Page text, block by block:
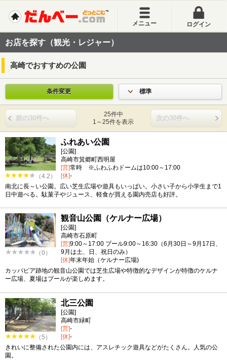
メニュー ログイン
お店を探す（観光・レジャー）
高崎でおすすめの公園
条件変更 標準
前の30件へ
25件中
1～25件を表示
次の30件へ
（4.2）
ふれあい公園
[公園]
高崎市箕郷町西明屋
[営]常時 ※ふわふわドームは10:00～17:00
[休]-
南北に長～い公園。広い芝生広場や遊具もいっぱい。小さい子から小学生まで1
日中遊べる。駄菓子やジュース、軽食が買える園内売店も好評。
（0）
観音山公園（ケルナー広場）
[公園]
高崎市石原町
[営]9:00～17:00 プール9:00～16:30（6月30日～9月17日、
9月は土、日、祝日のみ）
[休]年末年始（ケルナー広場)
カッパピア跡地の観音山公園では芝生広場や特徴的なデザインが特徴のケルナ
ー広場、夏場はプールが楽しめます。
（5）
北三公園
[公園]
高崎市緑町
[営]-
[休]-
きれいに整備された公園内には、アスレチック遊具などがたくさん。人気の公
園。